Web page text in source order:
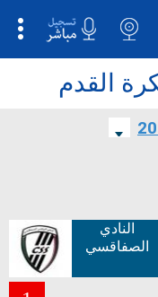
القدم
النادي
الصفاقسي